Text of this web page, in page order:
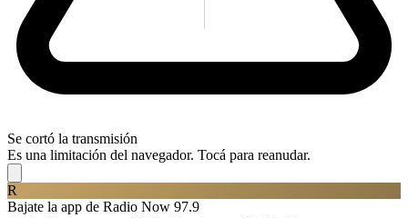
Se cortó la transmisión
Es una limitación del navegador. Tocá para reanudar.
R
Bajate la app de Radio Now 97.9